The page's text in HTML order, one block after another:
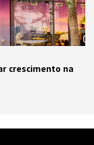
crescimento na